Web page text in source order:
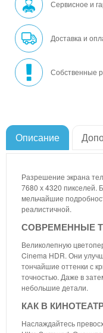
Сервисное и
Доставка и
Собственные
Описание
Разрешение экрана
7680 х 4320 пикселей.
мельчайшие
реалистичной.
СОВРЕМЕННЫЕ
Великолепную
Cinema HDR. Они
тончайшие оттенки с
точностью. Даже в
небольшие детали.
КАК В
Наслаждайтесь